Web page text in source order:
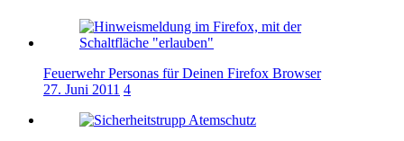
Feuerwehr Personas für Deinen Firefox Browser
27. Juni 2011 4